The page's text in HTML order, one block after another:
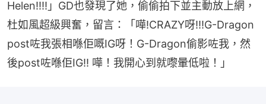
Helen!!!!」GD也發現了她，偷偷拍下並主動放上網，
杜如風超級興奮，留言：「嘩!CRAZY呀!!!G-Dragon
post咗我張相喺佢嘅IG呀！G-Dragon偷影咗我，然
後post咗喺佢IG!! 嘩！我開心到就嚟暈低啦！」